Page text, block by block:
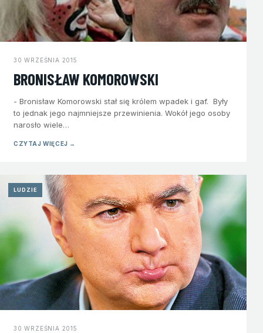
30 WRZEŚNIA 2015
BRONISŁAW KOMOROWSKI
- Bronisław Komorowski stał się królem wpadek i gaf. Były
to jednak jego najmniejsze przewinienia. Wokół jego osoby
narosło wiele…
CZYTAJ WIĘCEJ →
LUDZIE
30 WRZEŚNIA 2015